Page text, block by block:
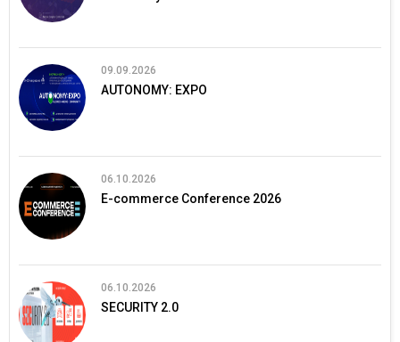
09.09.2026
AUTONOMY: EXPO
06.10.2026
E-commerce Conference 2026
06.10.2026
SECURITY 2.0